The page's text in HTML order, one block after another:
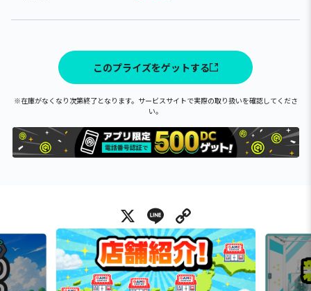
このプライズをゲットする
※在庫がなくなり次第終了となります。サービスサイトで実際の取り扱いを確認してくださ
い。
X Line